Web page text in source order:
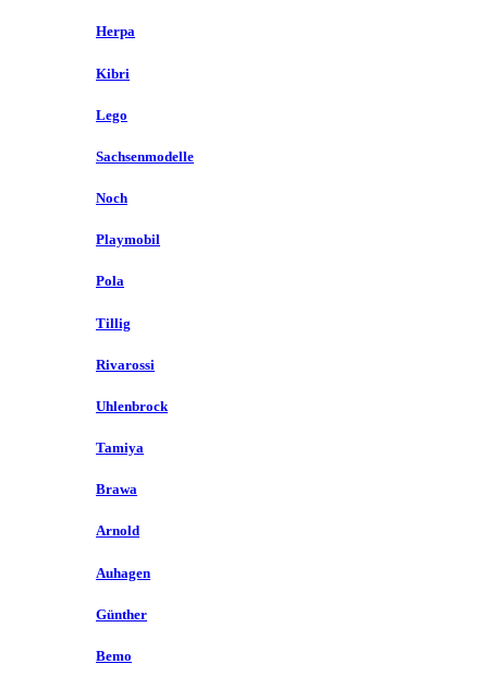
Herpa
Kibri
Lego
Sachsenmodelle
Noch
Playmobil
Pola
Tillig
Rivarossi
Uhlenbrock
Tamiya
Brawa
Arnold
Auhagen
Günther
Bemo